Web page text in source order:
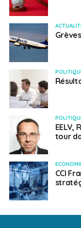
EELV,
tour
CCI